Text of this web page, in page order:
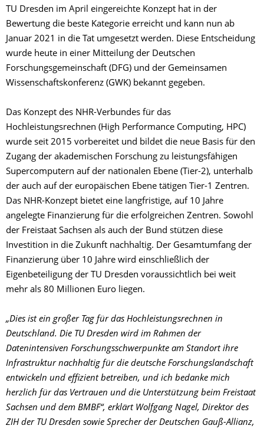
TU Dresden im April eingereichte Konzept hat in der
Bewertung die beste Kategorie erreicht und kann nun ab
Januar 2021 in die Tat umgesetzt werden. Diese Entscheidung
wurde heute in einer Mitteilung der Deutschen
Forschungsgemeinschaft (DFG) und der Gemeinsamen
Wissenschaftskonferenz (GWK) bekannt gegeben.
Das Konzept des NHR-Verbundes für das
Hochleistungsrechnen (High Performance Computing, HPC)
wurde seit 2015 vorbereitet und bildet die neue Basis für den
Zugang der akademischen Forschung zu leistungsfähigen
Supercomputern auf der nationalen Ebene (Tier-2), unterhalb
der auch auf der europäischen Ebene tätigen Tier-1 Zentren.
Das NHR-Konzept bietet eine langfristige, auf 10 Jahre
angelegte Finanzierung für die erfolgreichen Zentren. Sowohl
der Freistaat Sachsen als auch der Bund stützen diese
Investition in die Zukunft nachhaltig. Der Gesamtumfang der
Finanzierung über 10 Jahre wird einschließlich der
Eigenbeteiligung der TU Dresden voraussichtlich bei weit
mehr als 80 Millionen Euro liegen.
„Dies ist ein großer Tag für das Hochleistungsrechnen in
Deutschland. Die TU Dresden wird im Rahmen der
Datenintensiven Forschungsschwerpunkte am Standort ihre
Infrastruktur nachhaltig für die deutsche Forschungslandschaft
entwickeln und effizient betreiben, und ich bedanke mich
herzlich für das Vertrauen und die Unterstützung beim Freistaat
Sachsen und dem BMBF“, erklärt Wolfgang Nagel, Direktor des
ZIH der TU Dresden sowie Sprecher der Deutschen Gauß-Allianz,